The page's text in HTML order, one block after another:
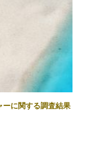
ーに関する調査結果